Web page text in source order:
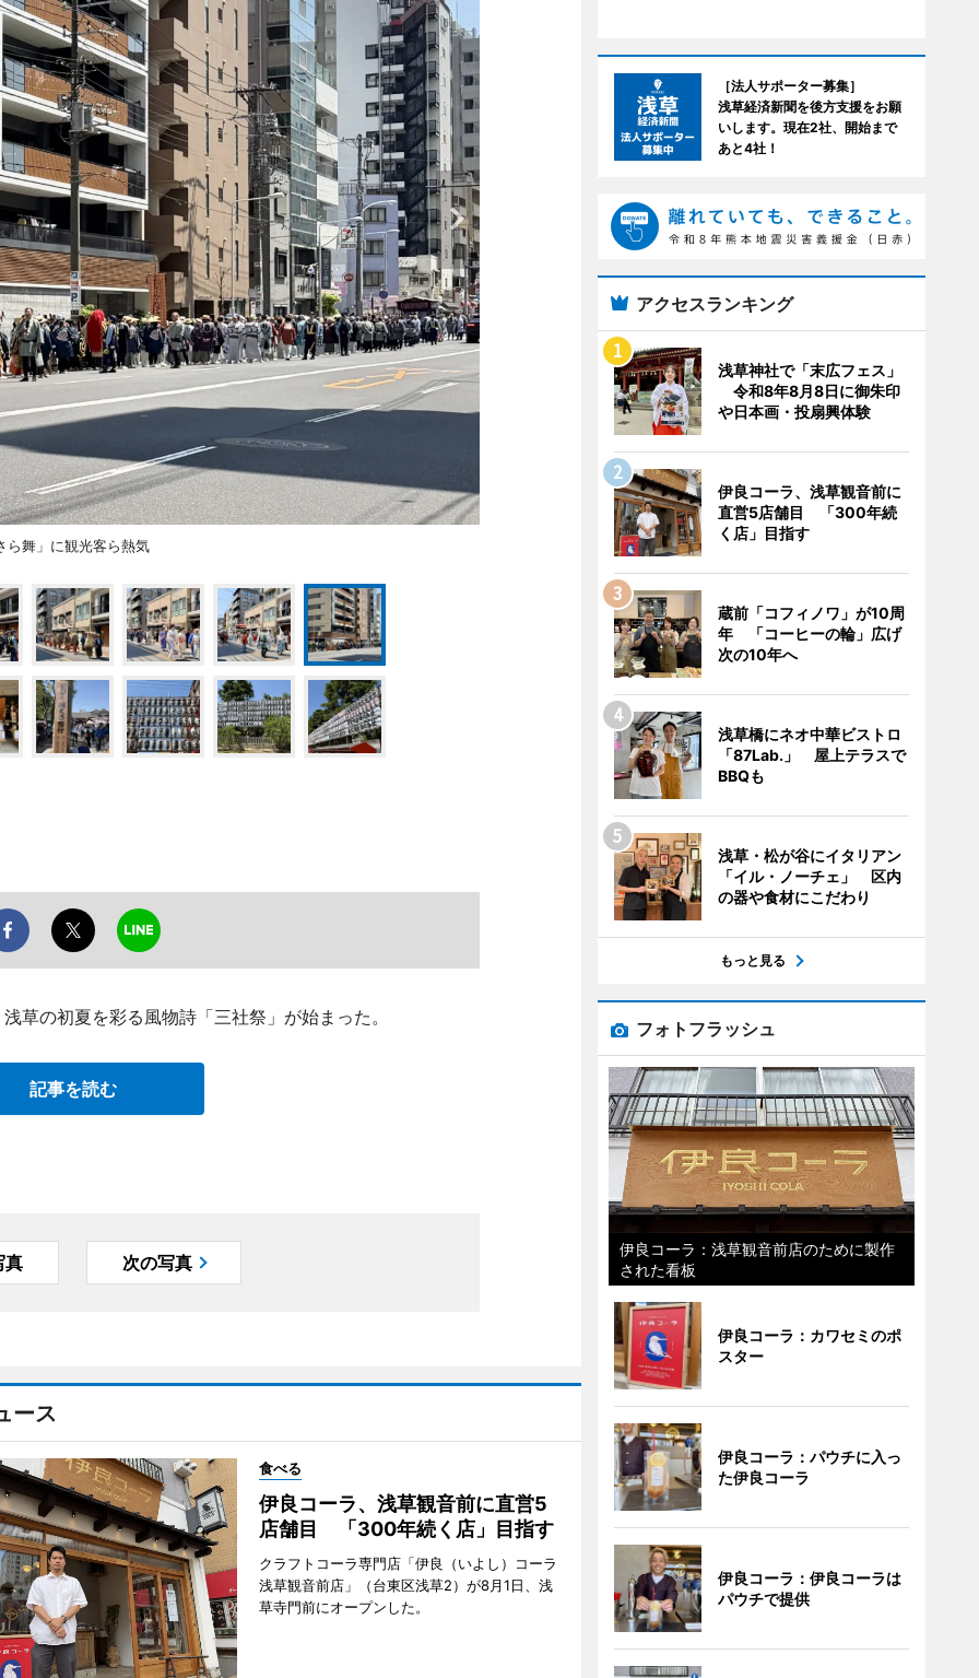
舞」に観光客ら熱気
草の初夏を彩る風物詩「三社祭」が始まった。
記事を読む
真 次の写真
ース
食べる
伊良コーラ、浅草観音前に直営5
店舗目 「300年続く店」目指す
クラフトコーラ専門店「伊良（いよし）コーラ
浅草観音前店」（台東区浅草2）が8月1日、浅
草寺門前にオープンした。
［法人サポーター募集］
浅草経済新聞を後方支援をお願
いします。現在2社、開始まで
あと4社！
アクセスランキング
浅草神社で「末広フェス」
令和8年8月8日に御朱印
や日本画・投扇興体験
伊良コーラ、浅草観音前に
直営5店舗目 「300年続
く店」目指す
蔵前「コフィノワ」が10周
年 「コーヒーの輪」広げ
次の10年へ
浅草橋にネオ中華ビストロ
「87Lab.」 屋上テラスで
BBQも
浅草・松が谷にイタリアン
「イル・ノーチェ」 区内
の器や食材にこだわり
もっと見る
フォトフラッシュ
伊良コーラ：浅草観音前店のために製作
された看板
伊良コーラ：カワセミのポ
スター
伊良コーラ：パウチに入っ
た伊良コーラ
伊良コーラ：伊良コーラは
パウチで提供